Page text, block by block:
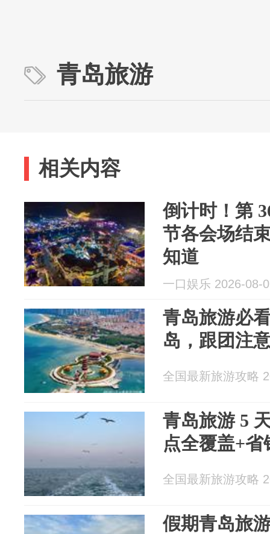
青岛旅游
相关内容
倒计时！第
节各会场结
知道
一口娱乐 2026-08-
青岛旅游必
岛，跟团注
全国最新旅游攻略
青岛旅游 5
点全覆盖+
全国最新旅游攻略
假期青岛旅